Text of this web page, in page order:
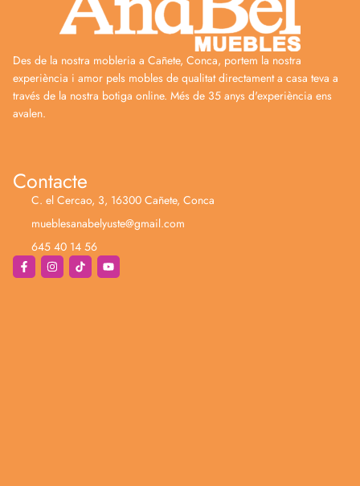
Des de la nostra mobleria a Cañete, Conca, portem la nostra
experiència i amor pels mobles de qualitat directament a casa teva a
través de la nostra botiga online. Més de 35 anys d'experiència ens
avalen.
Contacte
C. el Cercao, 3, 16300 Cañete, Conca
mueblesanabelyuste@gmail.com
645 40 14 56